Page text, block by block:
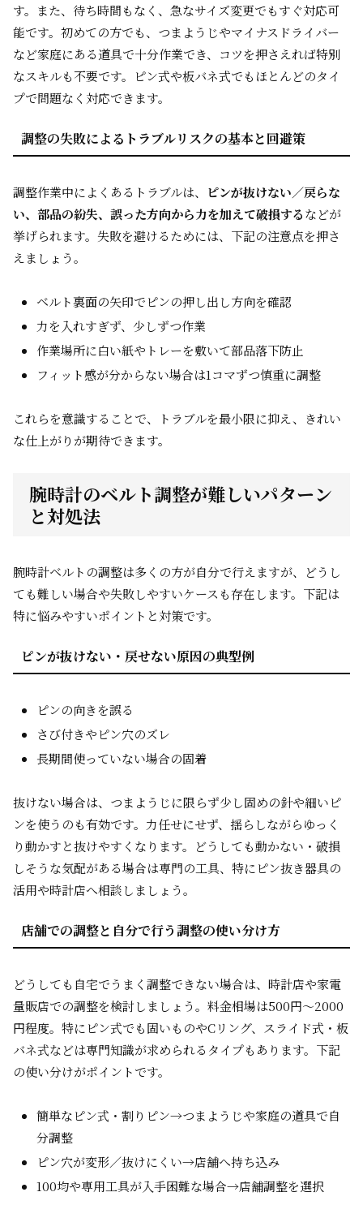
す。また、待ち時間もなく、急なサイズ変更でもすぐ対応可
能です。初めての方でも、つまようじやマイナスドライバー
など家庭にある道具で十分作業でき、コツを押さえれば特別
なスキルも不要です。ピン式や板バネ式でもほとんどのタイ
プで問題なく対応できます。
調整の失敗によるトラブルリスクの基本と回避策
調整作業中によくあるトラブルは、 ピンが抜けない／戻らな
い、部品の紛失、誤った方向から力を加えて破損するなどが
挙げられます。失敗を避けるためには、下記の注意点を押さ
えましょう。
ベルト裏面の矢印でピンの押し出し方向を確認
力を入れすぎず、少しずつ作業
作業場所に白い紙やトレーを敷いて部品落下防止
フィット感が分からない場合は1コマずつ慎重に調整
これらを意識することで、トラブルを最小限に抑え、きれい
な仕上がりが期待できます。
腕時計のベルト調整が難しいパターン
と対処法
腕時計ベルトの調整は多くの方が自分で行えますが、どうし
ても難しい場合や失敗しやすいケースも存在します。下記は
特に悩みやすいポイントと対策です。
ピンが抜けない・戻せない原因の典型例
ピンの向きを誤る
さび付きやピン穴のズレ
長期間使っていない場合の固着
抜けない場合は、つまようじに限らず少し固めの針や細いピ
ンを使うのも有効です。力任せにせず、揺らしながらゆっく
り動かすと抜けやすくなります。どうしても動かない・破損
しそうな気配がある場合は専門の工具、特にピン抜き器具の
活用や時計店へ相談しましょう。
店舗での調整と自分で行う調整の使い分け方
どうしても自宅でうまく調整できない場合は、時計店や家電
量販店での調整を検討しましょう。料金相場は500円〜2000
円程度。特にピン式でも固いものやCリング、スライド式・板
バネ式などは専門知識が求められるタイプもあります。下記
の使い分けがポイントです。
簡単なピン式・割りピン→つまようじや家庭の道具で自
分調整
ピン穴が変形／抜けにくい→店舗へ持ち込み
100均や専用工具が入手困難な場合→店舗調整を選択